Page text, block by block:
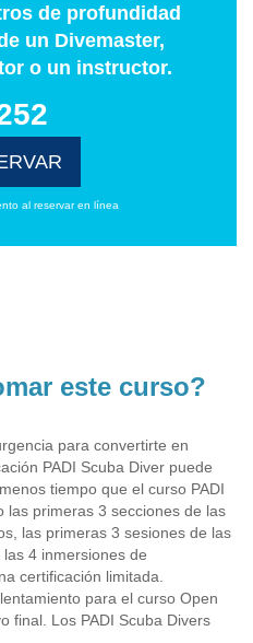
de profundidad
un Divemaster,
o un instructor.
al reservar en línea
este curso?
para convertirte en
PADI Scuba Diver puede
tiempo que el curso PADI
las primeras 3 secciones de las
las primeras 3 sesiones de las
4 inmersiones de
certificación limitada.
para el curso Open
final. Los PADI Scuba Divers